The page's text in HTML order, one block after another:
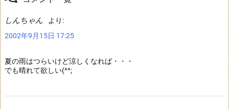
しんちゃん
より:
2002年9月15日 17:25
夏の雨はつらいけど涼しくなれば・・・
でも晴れて欲しい(^^;